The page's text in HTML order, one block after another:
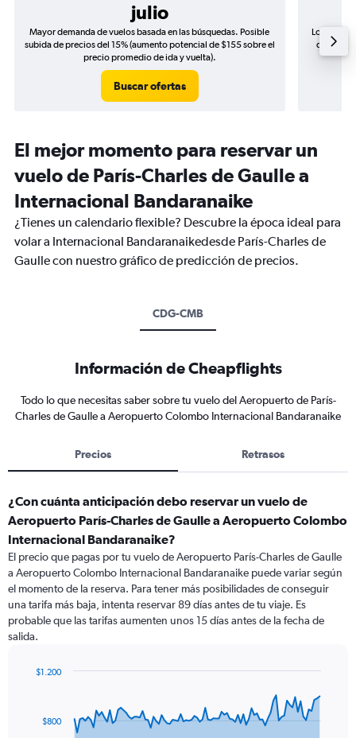
julio
Mayor demanda de vuelos basada en las búsquedas. Posible
subida de precios del 15% (aumento potencial de $155 sobre el
precio promedio de ida y vuelta).
Buscar ofertas
Los
de
El mejor momento para reservar un
vuelo de París-Charles de Gaulle a
Internacional Bandaranaike
¿Tienes un calendario flexible? Descubre la época ideal para
volar a Internacional Bandaranaikedesde París-Charles de
Gaulle con nuestro gráfico de predicción de precios.
CDG-CMB
Información de Cheapflights
Todo lo que necesitas saber sobre tu vuelo del Aeropuerto de París-
Charles de Gaulle a Aeropuerto Colombo Internacional Bandaranaike
Precios Retrasos
¿Con cuánta anticipación debo reservar un vuelo de
Aeropuerto París-Charles de Gaulle a Aeropuerto Colombo
Internacional Bandaranaike?
El precio que pagas por tu vuelo de Aeropuerto París-Charles de Gaulle
a Aeropuerto Colombo Internacional Bandaranaike puede variar según
el momento de la reserva. Para tener más posibilidades de conseguir
una tarifa más baja, intenta reservar 89 días antes de tu viaje. Es
probable que las tarifas aumenten unos 15 días antes de la fecha de
salida.
data$800
$1.200